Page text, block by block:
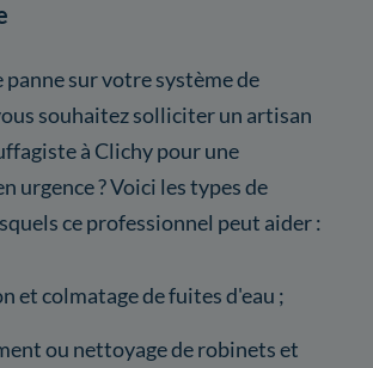
panne sur votre système de
souhaitez solliciter un artisan
à Clichy pour une
urgence ? Voici les types de
ce professionnel peut aider :
et colmatage de fuites d'eau ;
ou nettoyage de robinets et